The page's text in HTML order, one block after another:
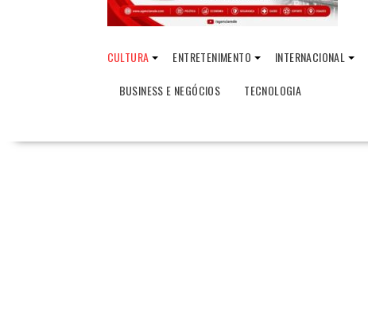
CULTURA ENTRETENIMENTO INTERNACIONAL
BUSINESS E NEGÓCIOS
TECNOLOGIA